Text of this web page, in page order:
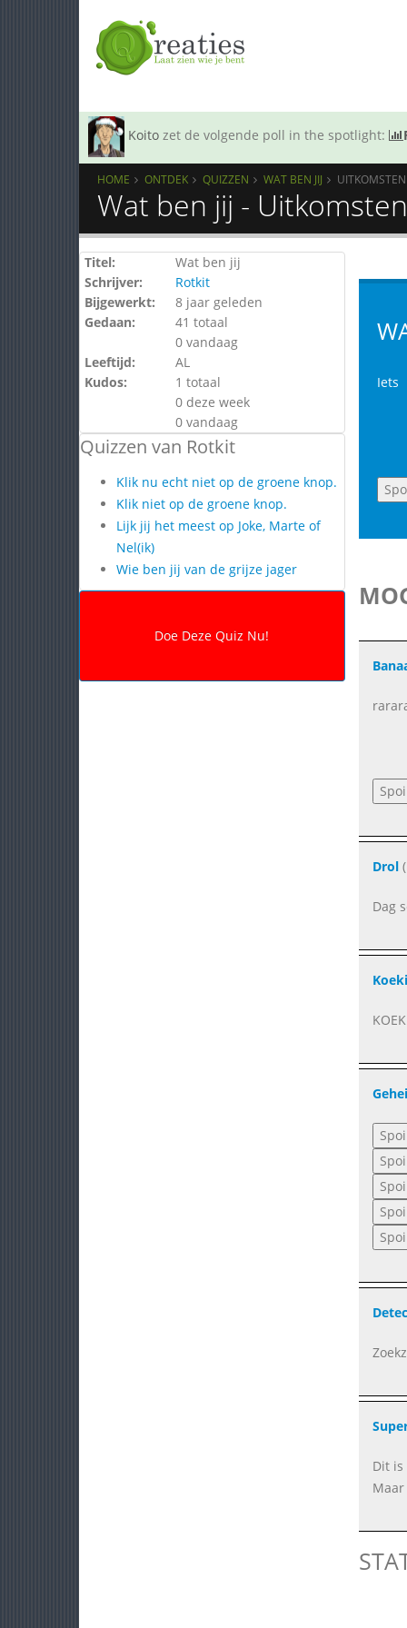
Koito zet de volgende poll in the spotlight:
HOME ONTDEK QUIZZEN WAT BEN JIJ UITKOMSTEN
Wat ben jij - Uitkomsten
Titel:
Wat ben jij
Schrijver:
Rotkit
Bijgewerkt:
8 jaar geleden
Gedaan:
41 totaal
0 vandaag
Leeftijd:
AL
Kudos:
1 totaal
0 deze week
0 vandaag
Quizzen van Rotkit
Klik nu echt niet op de groene knop.
Klik niet op de groene knop.
Lijk jij het meest op Joke, Marte of
Nel(ik)
Wie ben jij van de grijze jager
Iets
Drol
Dag
Dit